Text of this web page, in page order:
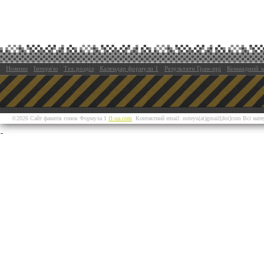
Новини Інтерв'ю Тех.розділ Календар формули 1 Результати Гран-прі Командний
©2026 Сайт фанатів гонок Формула 1 f1-ua.com Контактний email: noteyu(at)gmail[dot]com Всі